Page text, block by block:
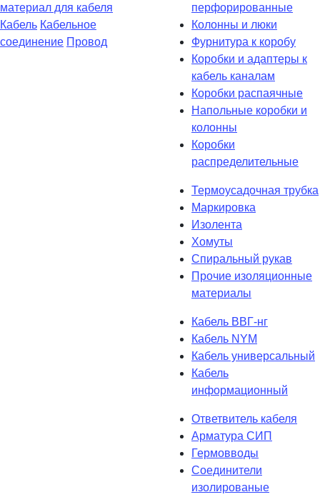
материал для кабеля
Кабель Кабельное
соединение Провод
перфорированные
Колонны и люки
Фурнитура к коробу
Коробки и адаптеры к
кабель каналам
Коробки распаячные
Напольные коробки и
колонны
Коробки
распределительные
Термоусадочная трубка
Маркировка
Изолента
Хомуты
Спиральный рукав
Прочие изоляционные
материалы
Кабель ВВГ-нг
Кабель NYM
Кабель универсальный
Кабель
информационный
Ответвитель кабеля
Арматура СИП
Гермовводы
Соединители
изолированые